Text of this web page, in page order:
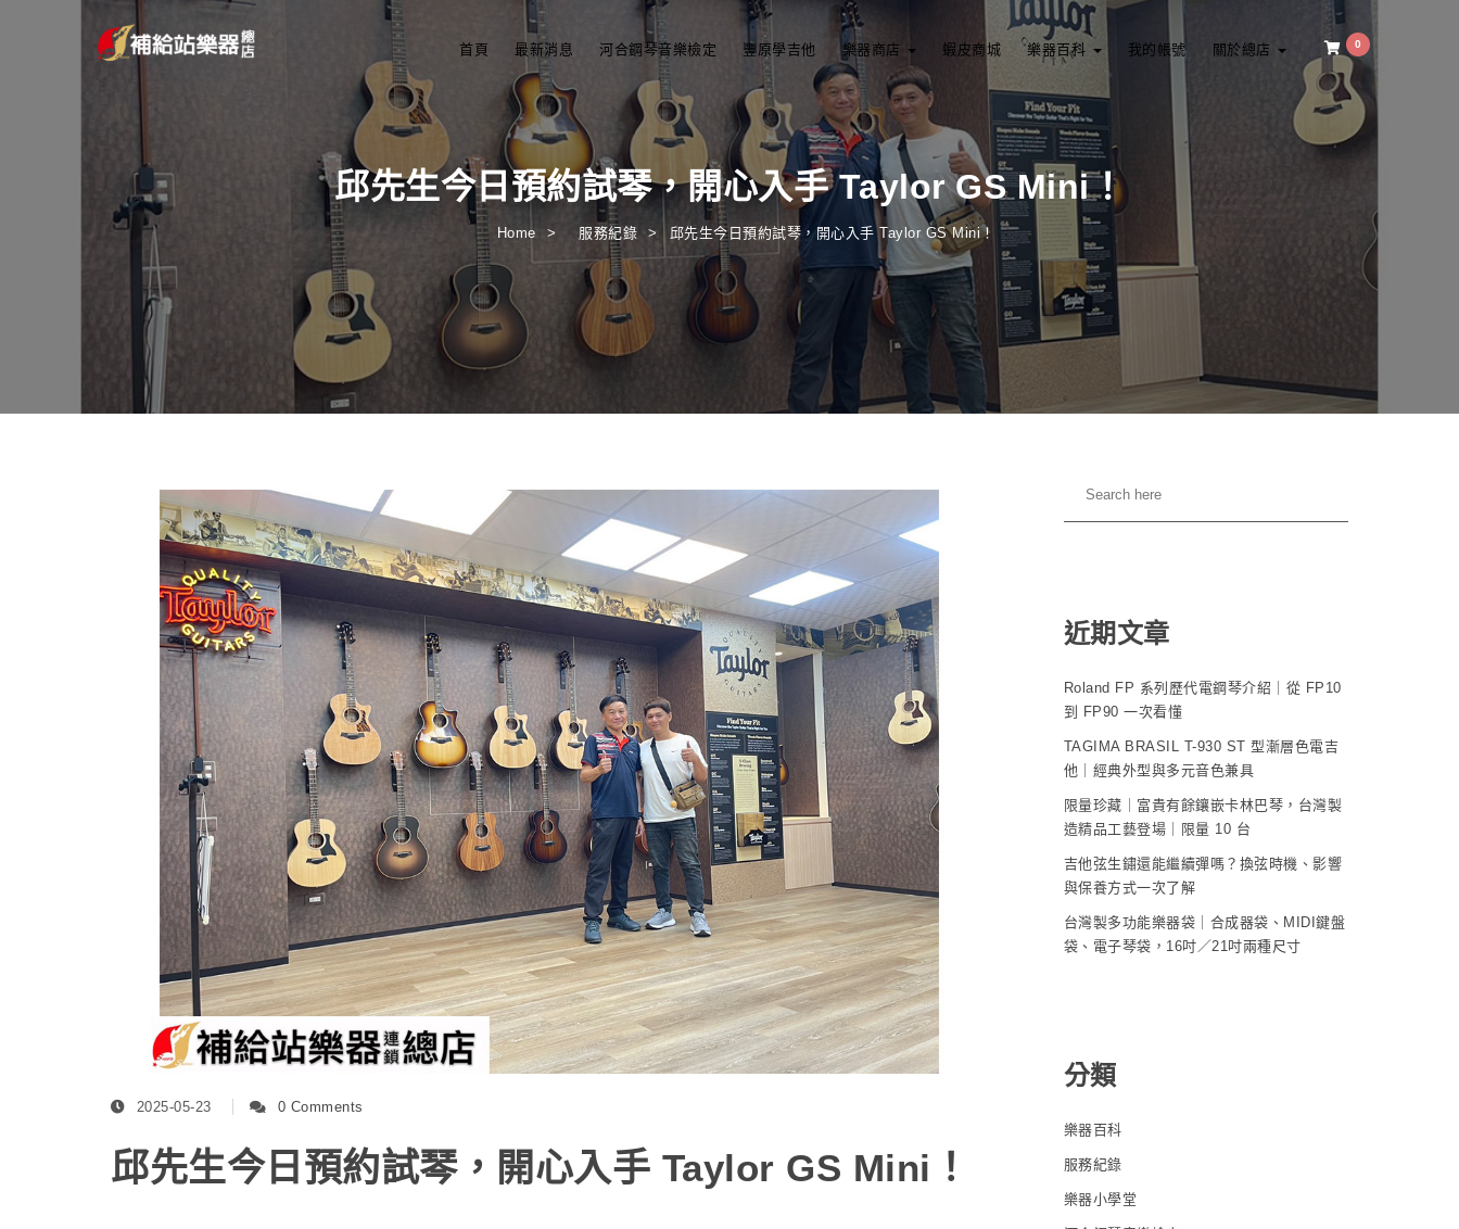
0
首頁 最新消息 河合鋼琴音樂檢定 豐原學吉他 樂器商店 蝦皮商城 樂器百科 我的帳號 關於總店
邱先生今日預約試琴，開心入手 Taylor GS Mini！
Home 服務紀錄 邱先生今日預約試琴，開心入手 Taylor GS Mini！
2025-05-23 0 Comments
邱先生今日預約試琴，開心入手 Taylor GS Mini！
近期文章
Roland FP 系列歷代電鋼琴介紹｜從 FP10
到 FP90 一次看懂
TAGIMA BRASIL T-930 ST 型漸層色電吉
他｜經典外型與多元音色兼具
限量珍藏｜富貴有餘鑲嵌卡林巴琴，台灣製
造精品工藝登場｜限量 10 台
吉他弦生鏽還能繼續彈嗎？換弦時機、影響
與保養方式一次了解
台灣製多功能樂器袋｜合成器袋、MIDI鍵盤
袋、電子琴袋，16吋／21吋兩種尺寸
分類
樂器百科
服務紀錄
樂器小學堂